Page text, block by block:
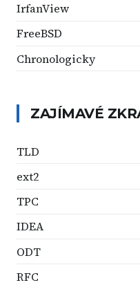
IrfanView
FreeBSD
Chronologicky
ZAJÍMAVÉ
TLD
ext2
TPC
IDEA
ODT
RFC